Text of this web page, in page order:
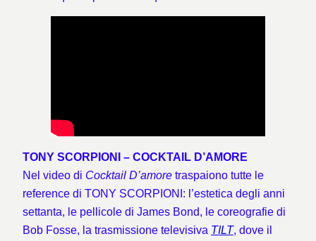
TONY SCORPIONI – COCKTAIL D’AMORE
Nel video di Cocktail D’amore traspaiono tutte le
reference di TONY SCORPIONI: l’estetica degli anni
settanta, le pellicole di James Bond, le coreografie di
Bob Fosse, la trasmissione televisiva TILT, dove il